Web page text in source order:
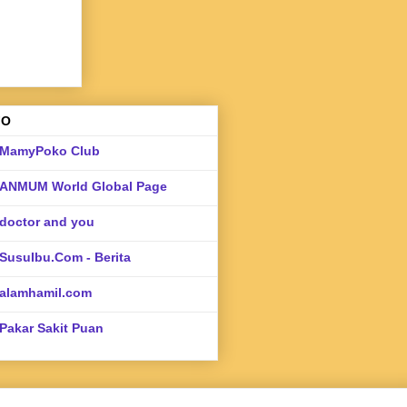
MamyPoko Club
ANMUM World Global Page
doctor and you
SusuIbu.Com - Berita
alamhamil.com
Pakar Sakit Puan